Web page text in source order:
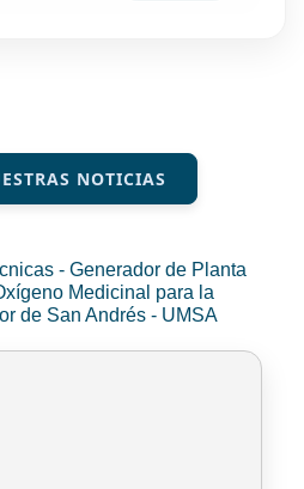
NOTICIAS
- Generador de Planta
Medicinal para la
de San Andrés - UMSA